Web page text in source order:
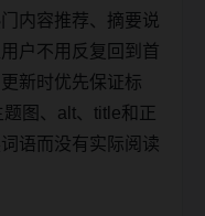
内容推荐、摘要说
户不用反复回到首
新时优先保证标
图、alt、title和正
语而没有实际阅读